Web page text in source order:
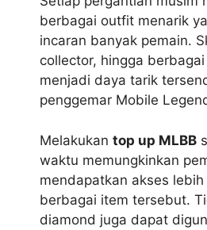
berbagai outfit menarik
incaran banyak pemain.
collector, hingga
menjadi daya tarik
penggemar Mobile
Melakukan top up MLBB
waktu memungkinkan
mendapatkan akses
berbagai item tersebut.
diamond juga dapat